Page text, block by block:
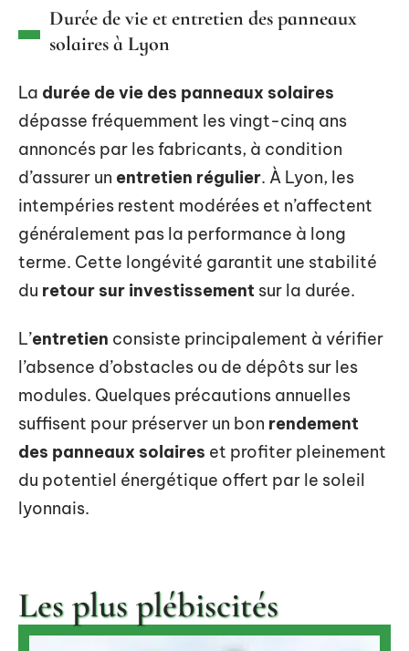
Durée de vie et entretien des panneaux
solaires à Lyon
La durée de vie des panneaux solaires
dépasse fréquemment les vingt-cinq ans
annoncés par les fabricants, à condition
d’assurer un entretien régulier. À Lyon, les
intempéries restent modérées et n’affectent
généralement pas la performance à long
terme. Cette longévité garantit une stabilité
du retour sur investissement sur la durée.
L’entretien consiste principalement à vérifier
l’absence d’obstacles ou de dépôts sur les
modules. Quelques précautions annuelles
suffisent pour préserver un bon rendement
des panneaux solaires et profiter pleinement
du potentiel énergétique offert par le soleil
lyonnais.
Les plus plébiscités